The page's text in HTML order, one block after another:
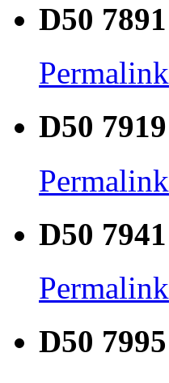
D50 7891
Permalink
D50 7919
Permalink
D50 7941
Permalink
D50 7995